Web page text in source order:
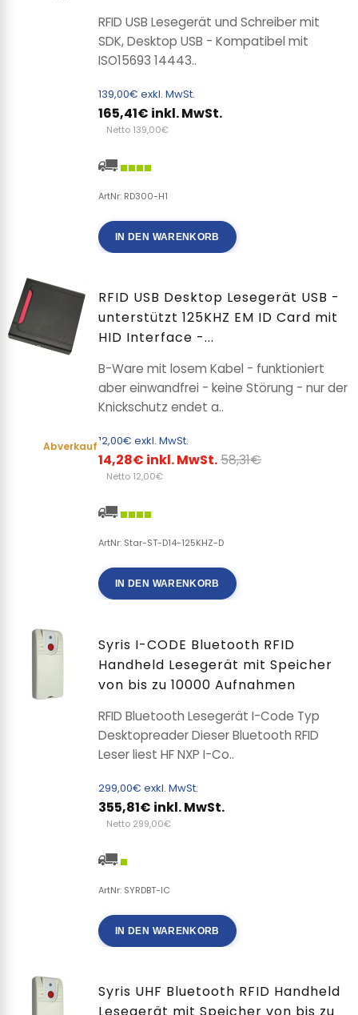
RFID USB Lesegerät und Schreiber mit
SDK, Desktop USB - Kompatibel mit
ISO15693 14443..
139,00€ exkl. MwSt.
165,41€ inkl. MwSt.
Netto 139,00€
ArtNr: RD300-H1
IN DEN WARENKORB
Abverkauf
RFID USB Desktop Lesegerät USB -
unterstützt 125KHZ EM ID Card mit
HID Interface -...
B-Ware mit losem Kabel - funktioniert
aber einwandfrei - keine Störung - nur der
Knickschutz endet a..
12,00€ exkl. MwSt.
14,28€ inkl. MwSt.58,31€
Netto 12,00€
ArtNr: Star-ST-D14-125KHZ-D
IN DEN WARENKORB
Syris I-CODE Bluetooth RFID
Handheld Lesegerät mit Speicher
von bis zu 10000 Aufnahmen
RFID Bluetooth Lesegerät I-Code Typ
Desktopreader Dieser Bluetooth RFID
Leser liest HF NXP I-Co..
299,00€ exkl. MwSt.
355,81€ inkl. MwSt.
Netto 299,00€
ArtNr: SYRDBT-IC
IN DEN WARENKORB
Syris UHF Bluetooth RFID Handheld